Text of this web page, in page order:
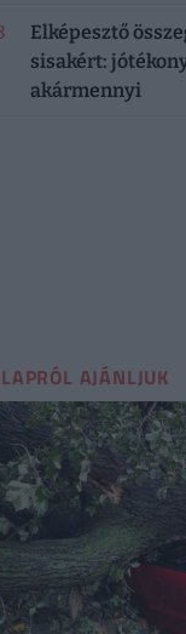
Elképesztő
sisakért:
akármennyi
AJÁNLJUK